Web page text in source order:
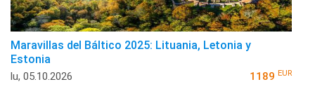
Maravillas del Báltico 2025: Lituania, Letonia y
Estonia
lu, 05.10.2026 1189 EUR